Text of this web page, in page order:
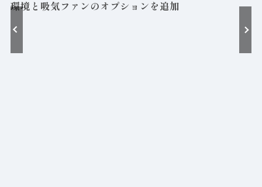
環境と吸気ファンのオプションを追加